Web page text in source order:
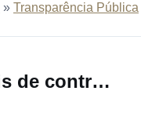
» Transparência Pública
Lista de fiscais de contrato